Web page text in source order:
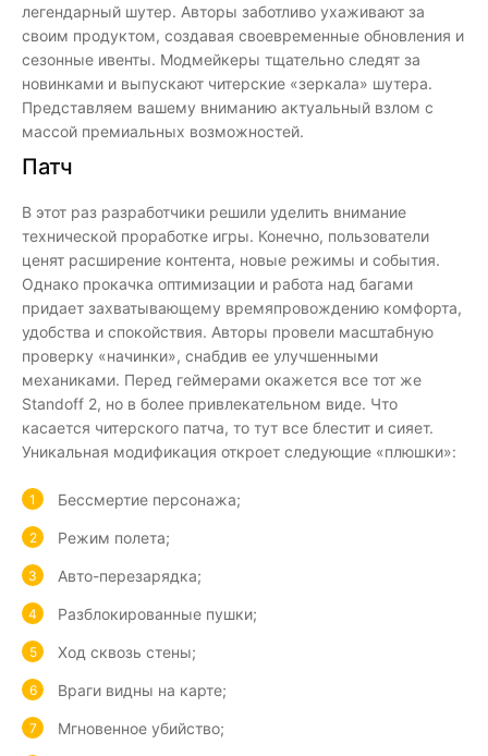
легендарный шутер. Авторы заботливо ухаживают за
своим продуктом, создавая своевременные обновления и
сезонные ивенты. Модмейкеры тщательно следят за
новинками и выпускают читерские «зеркала» шутера.
Представляем вашему вниманию актуальный взлом с
массой премиальных возможностей.
Патч
В этот раз разработчики решили уделить внимание
технической проработке игры. Конечно, пользователи
ценят расширение контента, новые режимы и события.
Однако прокачка оптимизации и работа над багами
придает захватывающему времяпровождению комфорта,
удобства и спокойствия. Авторы провели масштабную
проверку «начинки», снабдив ее улучшенными
механиками. Перед геймерами окажется все тот же
Standoff 2, но в более привлекательном виде. Что
касается читерского патча, то тут все блестит и сияет.
Уникальная модификация откроет следующие «плюшки»:
Бессмертие персонажа;
Режим полета;
Авто-перезарядка;
Разблокированные пушки;
Ход сквозь стены;
Враги видны на карте;
Мгновенное убийство;